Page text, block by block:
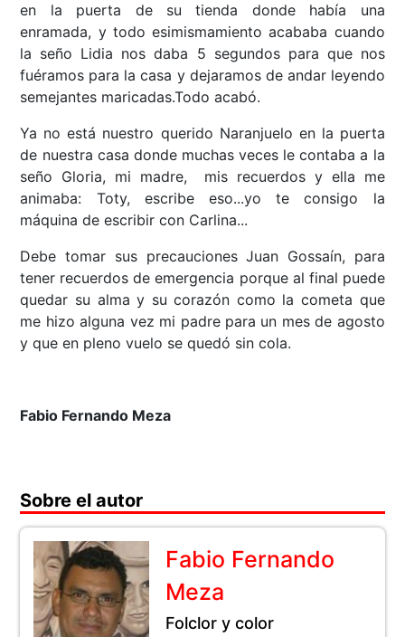
en la puerta de su tienda donde había una
enramada, y todo esimismamiento acababa cuando
la seño Lidia nos daba 5 segundos para que nos
fuéramos para la casa y dejaramos de andar leyendo
semejantes maricadas.Todo acabó.
Ya no está nuestro querido Naranjuelo en la puerta
de nuestra casa donde muchas veces le contaba a la
seño Gloria, mi madre, mis recuerdos y ella me
animaba: Toty, escribe eso...yo te consigo la
máquina de escribir con Carlina...
Debe tomar sus precauciones Juan Gossaín, para
tener recuerdos de emergencia porque al final puede
quedar su alma y su corazón como la cometa que
me hizo alguna vez mi padre para un mes de agosto
y que en pleno vuelo se quedó sin cola.
Fabio Fernando Meza
Sobre el autor
Fabio Fernando
Meza
Folclor y color